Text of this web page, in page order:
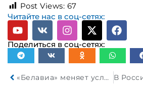
Post Views: 67
Читайте нас в соц-сетях:
Поделиться в соц-сетях:
«Белавиа» меняет условия провоза багажа с 1 июня 2026 года